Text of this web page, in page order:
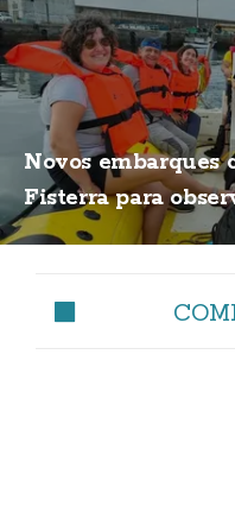
Novos embarques
Fisterra para